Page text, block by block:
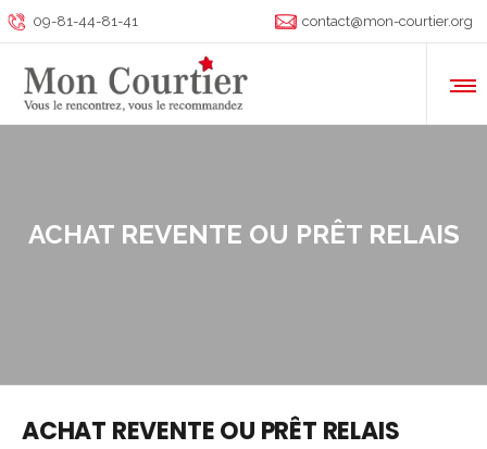
09-81-44-81-41 contact@mon-courtier.org
ACHAT REVENTE OU PRÊT RELAIS
ACHAT REVENTE OU PRÊT RELAIS